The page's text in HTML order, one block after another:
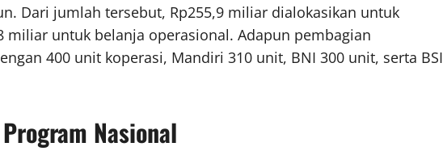
Dari jumlah tersebut, Rp255,9 miliar dialokasikan untuk
miliar untuk belanja operasional. Adapun pembagian
400 unit koperasi, Mandiri 310 unit, BNI 300 unit, serta BSI
Nasional